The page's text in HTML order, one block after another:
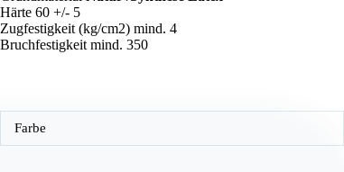
Härte 60 +/- 5
Zugfestigkeit (kg/cm2) mind. 4
Bruchfestigkeit mind. 350
Farbe